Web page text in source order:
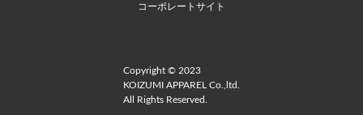
コーポレートサイト
Copyright © 2023
KOIZUMI APPAREL Co.,ltd.
All Rights Reserved.